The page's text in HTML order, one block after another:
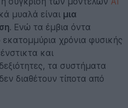
μυαλά είναι μια
. Ενώ τα έμβια όντα
χρόνια φυσικής
και
τα συστήματα
διαθέτουν τίποτα από